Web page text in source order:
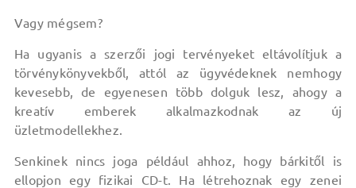
Vagy mégsem?
Ha ugyanis a szerzői jogi tervényeket eltávolítjuk a
törvénykönyvekből, attól az ügyvédeknek nemhogy
kevesebb, de egyenesen több dolguk lesz, ahogy a
kreatív emberek alkalmazkodnak az új
üzletmodellekhez.
Senkinek nincs joga például ahhoz, hogy bárkitől is
ellopjon egy fizikai CD-t. Ha létrehoznak egy zenei